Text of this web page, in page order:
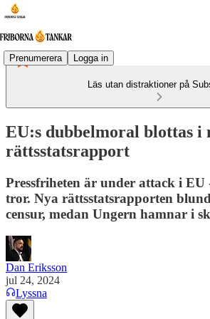
Prenumerera Logga in
Läs utan distraktioner på
EU:s dubbelmoral blottas i
rättsstatsrapport
Pressfriheten är under attack i EU
tror. Nya rättsstatsrapporten
censur, medan Ungern hamnar i
Dan Eriksson
jul 24, 2024
Lyssna